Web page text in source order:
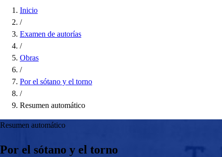
Inicio
/
Examen de autorías
/
Obras
/
Por el sótano y el torno
/
Resumen automático
Resumen automático
Por el sótano y el torno